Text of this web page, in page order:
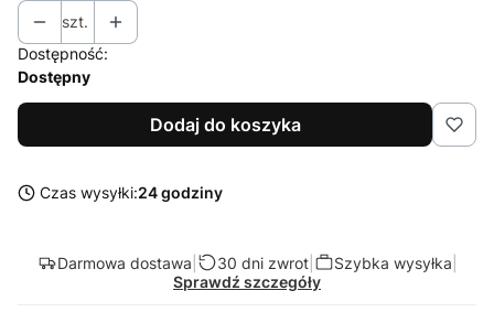
szt.
Dostępność:
Dostępny
Dodaj do koszyka
Czas wysyłki:24 godziny
Darmowa dostawa 30 dni zwrot| Szybka wysyłka
Sprawdź szczegóły